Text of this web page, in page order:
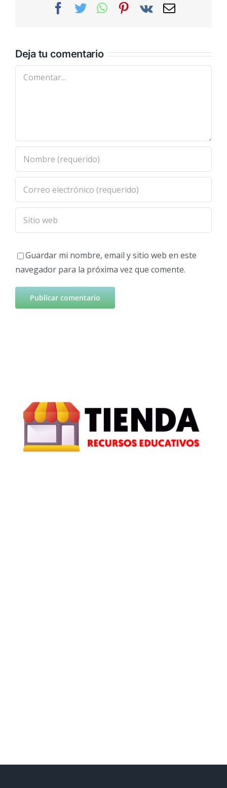
Facebook
TwitterWhatsAppPinterest
Vk
Correo
Deja tu comentario
Comentar
Guardar mi nombre, email y sitio web en este
navegador para la próxima vez que comente.